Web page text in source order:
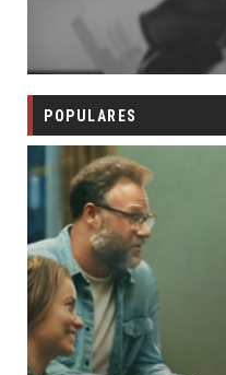
POPULARES